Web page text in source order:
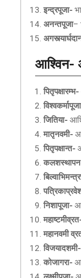
इन्द्रपूजा-
अनन्तपूजा–
पितृपक्षारम्भ-
जितिया-
मातृनवमी-
पितृपक्षान्त-
निशापूजा-
महानवमी
विजयादशमी-
कोजागरा-